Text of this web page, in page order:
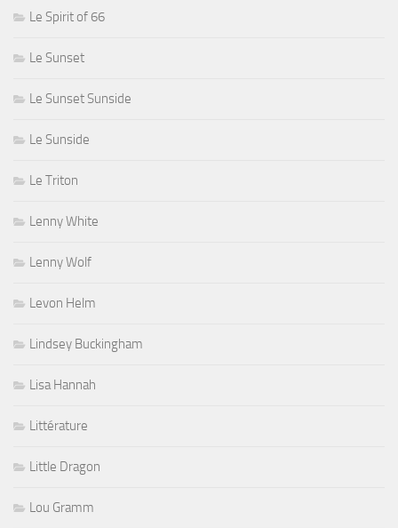
Le Spirit of 66
Le Sunset
Le Sunset Sunside
Le Sunside
Le Triton
Lenny White
Lenny Wolf
Levon Helm
Lindsey Buckingham
Lisa Hannah
Littérature
Little Dragon
Lou Gramm